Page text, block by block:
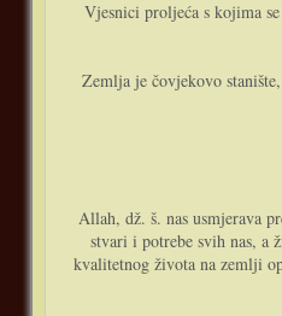
Vjesnici proljeća s kojima
Zemlja je čovjekovo
Allah, dž. š. nas usmjerava
stvari i potrebe svih nas, a
kvalitetnog života na zemlji